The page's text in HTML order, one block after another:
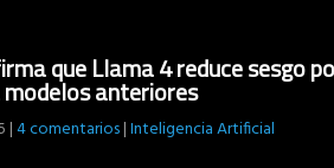
que Llama 4 reduce sesgo
anteriores
|4 comentarios|Inteligencia Artificial